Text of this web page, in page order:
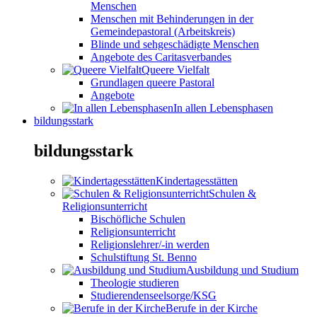
Menschen
Menschen mit Behinderungen in der
Gemeindepastoral (Arbeitskreis)
Blinde und sehgeschädigte Menschen
Angebote des Caritasverbandes
Queere Vielfalt
Grundlagen queere Pastoral
Angebote
In allen Lebensphasen
bildungsstark
bildungsstark
Kindertagesstätten
Schulen &
Religionsunterricht
Bischöfliche Schulen
Religionsunterricht
Religionslehrer/-in werden
Schulstiftung St. Benno
Ausbildung und Studium
Theologie studieren
Studierendenseelsorge/KSG
Berufe in der Kirche